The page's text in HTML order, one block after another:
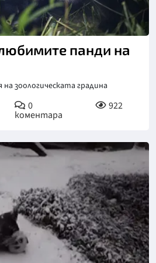
панди на
на зоологическата градина
0
коментара
922